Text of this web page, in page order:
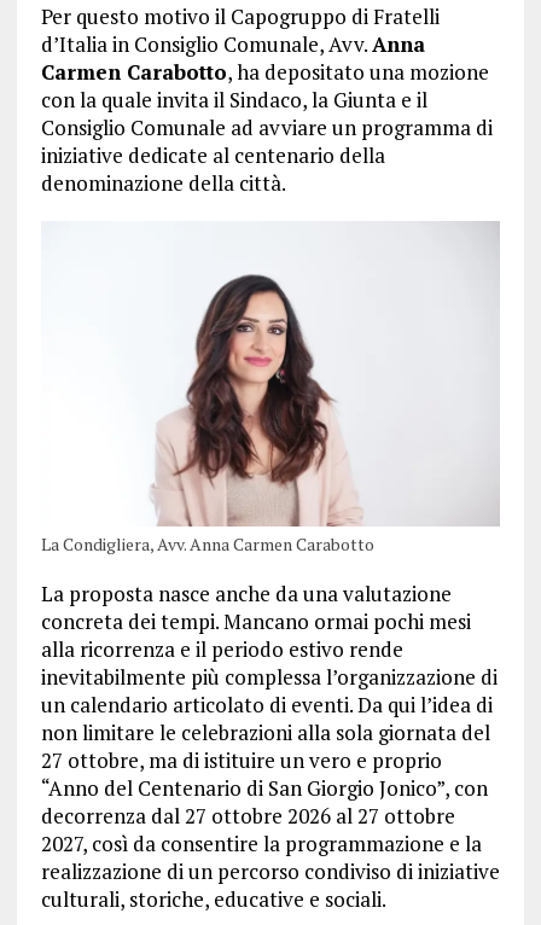
Per questo motivo il Capogruppo di Fratelli
d’Italia in Consiglio Comunale, Avv.Anna
Carmen Carabotto, ha depositato una mozione
con la quale invita il Sindaco, la Giunta e il
Consiglio Comunale ad avviare un programma di
iniziative dedicate al centenario della
denominazione della città.
La Condigliera, Avv. Anna Carmen Carabotto
La proposta nasce anche da una valutazione
concreta dei tempi. Mancano ormai pochi mesi
alla ricorrenza e il periodo estivo rende
inevitabilmente più complessa l’organizzazione di
un calendario articolato di eventi. Da qui l’idea di
non limitare le celebrazioni alla sola giornata del
27 ottobre, ma di istituire un vero e proprio
“Anno del Centenario di San Giorgio Jonico”, con
decorrenza dal 27 ottobre 2026 al 27 ottobre
2027, così da consentire la programmazione e la
realizzazione di un percorso condiviso di iniziative
culturali, storiche, educative e sociali.